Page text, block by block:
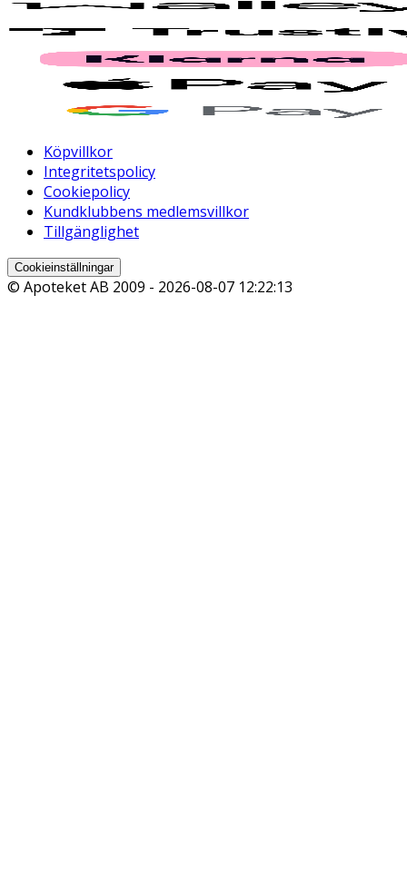
Köpvillkor
Integritetspolicy
Cookiepolicy
Kundklubbens medlemsvillkor
Tillgänglighet
Cookieinställningar
© Apoteket AB 2009 - 2026-08-07 12:22:13